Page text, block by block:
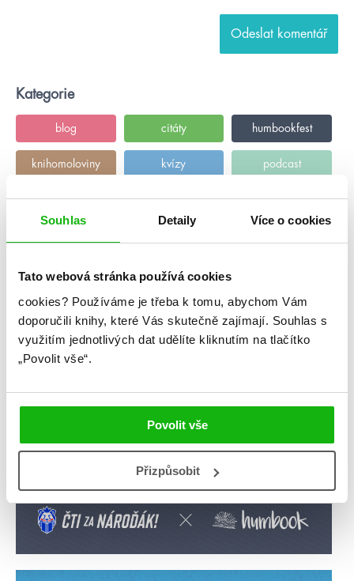
Souhlas Detaily Více o cookies
Tato webová stránka používá cookies
cookies? Používáme je třeba k tomu, abychom Vám
doporučili knihy, které Vás skutečně zajímají. Souhlas s
využitím jednotlivých dat udělíte kliknutím na tlačítko
„Povolit vše“.
Povolit vše
Přizpůsobit
Kategorie
blog citáty humbookfest
knihomoloviny kvízy podcast
rozhovory stahuj storki